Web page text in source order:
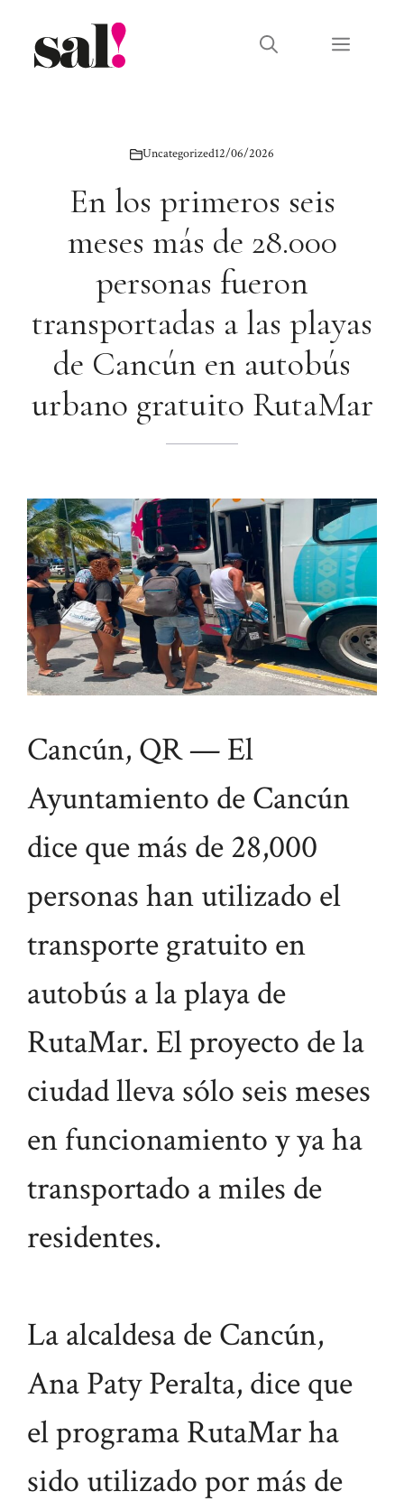
contenido
Menú
Uncategorized12/06/2026
En los primeros seis
meses más de 28.000
personas fueron
transportadas a las playas
de Cancún en autobús
urbano gratuito RutaMar
Cancún, QR — El
Ayuntamiento de Cancún
dice que más de 28,000
personas han utilizado el
transporte gratuito en
autobús a la playa de
RutaMar. El proyecto de la
ciudad lleva sólo seis meses
en funcionamiento y ya ha
transportado a miles de
residentes.
La alcaldesa de Cancún,
Ana Paty Peralta, dice que
el programa RutaMar ha
sido utilizado por más de